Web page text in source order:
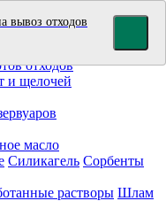
вывоз отходов
отходов
и щелочей
масло
Силикагель Сорбенты
растворы Шлам